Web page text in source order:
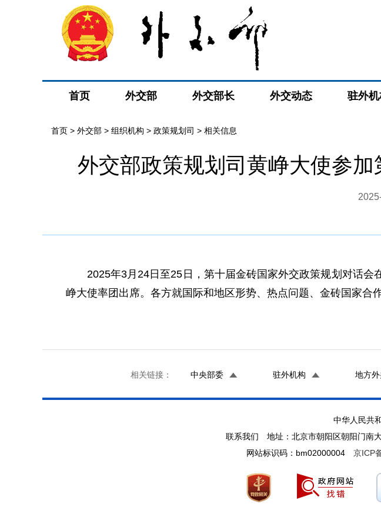
首页 外交部 外交部长 外交动态 驻外
首页 > 外交部 > 组织机构 > 政策规划司 > 相关信息
外交部政策规划司黄峥大使参
2025年3月24日至25日，第十届金砖国家外交政策规划对话
峥大使率团出席。各方就国际和地区形势、热点问题、金砖国家合
相关链接： 中央部委 驻外机构 地方
中华人民共
联系我们 地址：北京市朝阳区朝阳门
网站标识码：bm02000004 京ICP